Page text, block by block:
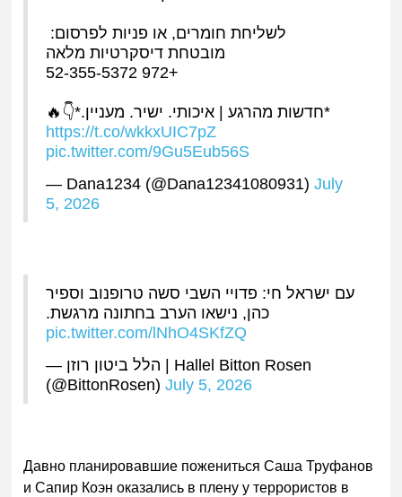
לשליחת חומרים, או פניות לפרסום: ⁦
מובטחת דיסקרטיות מלאה
+972 52-355-5372
*חדשות מהרגע | איכותי. ישיר. מעניין.*👇🔥
https://t.co/wkkxUIC7pZ
pic.twitter.com/9Gu5Eub56S
— Dana1234 (@Dana12341080931)July
5, 2026
עם ישראל חי: פדויי השבי סשה טרופנוב וספיר
כהן, נישאו הערב בחתונה מרגשת.
pic.twitter.com/lNhO4SKfZQ
— הלל ביטון רוזן | Hallel Bitton Rosen
(@BittonRosen)July 5, 2026
Давно планировавшие пожениться Саша Труфанов
и Сапир Коэн оказались в плену у террористов в